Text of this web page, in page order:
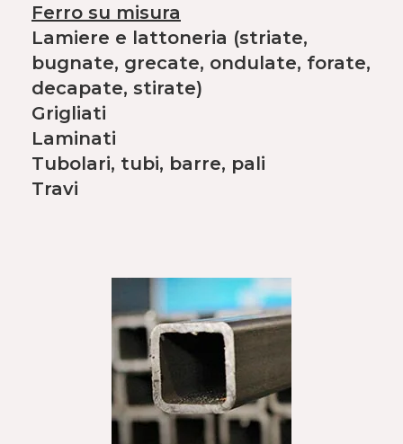
Ferro su misura
Lamiere e lattoneria (striate,
bugnate, grecate, ondulate, forate,
decapate, stirate)
Grigliati
Laminati
Tubolari, tubi, barre, pali
Travi